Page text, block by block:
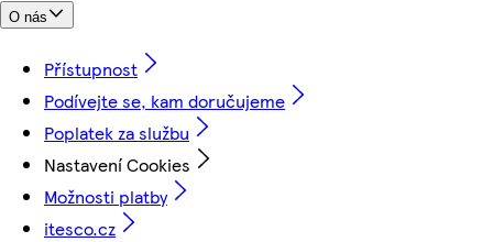
O nás
Přístupnost
Podívejte se, kam doručujeme
Poplatek za službu
Nastavení Cookies
Možnosti platby
itesco.cz